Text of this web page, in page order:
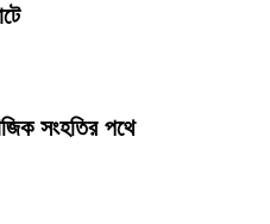
সংহতির পথে